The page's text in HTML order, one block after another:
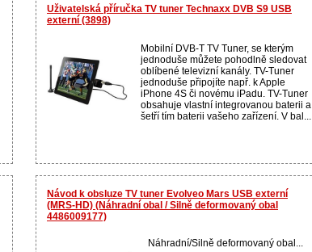
Uživatelská příručka TV tuner Technaxx DVB S9 USB
externí (3898)
Mobilní DVB-T TV Tuner, se kterým
jednoduše můžete pohodlně sledovat
oblíbené televizní kanály. TV-Tuner
jednoduše připojíte např. k Apple
iPhone 4S či novému iPadu. TV-Tuner
obsahuje vlastní integrovanou baterii a
šetří tím baterii vašeho zařízení. V bal...
Návod k obsluze TV tuner Evolveo Mars USB externí
(MRS-HD) (Náhradní obal / Silně deformovaný obal
4486009177)
Náhradní/Silně deformovaný obal...